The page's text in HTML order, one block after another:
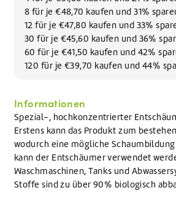
Geschirrreiniger
Geschirrspülmittel
8 für je €48,70 kaufen und 31%
12 für je €47,80 kaufen und 33%
30 für je €45,60 kaufen und 36%
60 für je €41,50 kaufen und 42%
120 für je €39,70 kaufen und 44%
Informationen
Spezial-, hochkonzentrierter
Erstens kann das Produkt zum
wodurch eine mögliche
kann der Entschäumer verwendet
Waschmaschinen, Tanks und
Stoffe sind zu über 90% biologisch